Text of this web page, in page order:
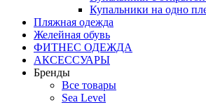
Купальники на одно
Пляжная одежда
Желейная обувь
ФИТНЕС ОДЕЖДА
АКСЕССУАРЫ
Бренды
Все товары
Sea Level